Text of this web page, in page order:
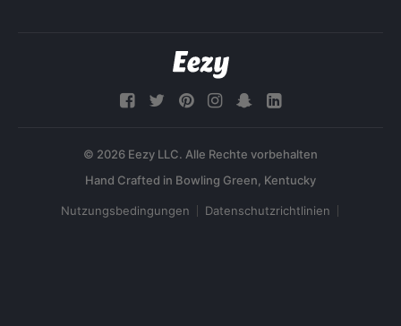
© 2026 Eezy LLC. Alle Rechte vorbehalten
Nutzungsbedingungen Datenschutzrichtlinien